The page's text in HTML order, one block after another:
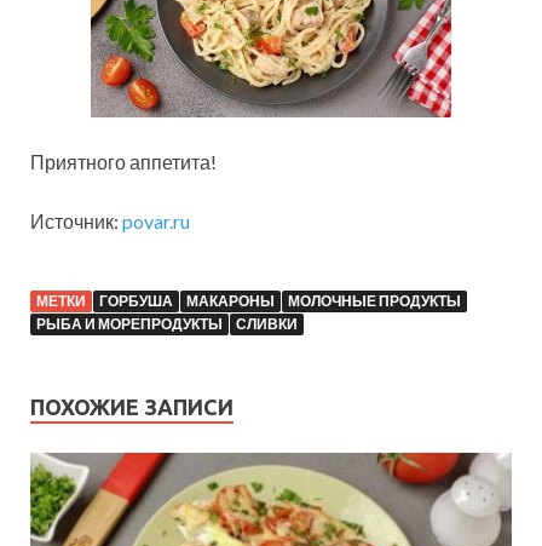
Приятного аппетита!
Источник: povar.ru
МЕТКИ ГОРБУША МАКАРОНЫ
МОЛОЧНЫЕ ПРОДУКТЫ
РЫБА И МОРЕПРОДУКТЫ
СЛИВКИ
ПОХОЖИЕ ЗАПИСИ